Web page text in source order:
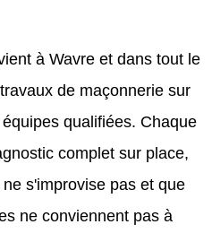
à Wavre et dans tout le
de maçonnerie sur
qualifiées. Chaque
complet sur place,
s'improvise pas et que
ne conviennent pas à